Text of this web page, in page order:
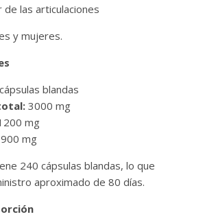
de las articulaciones
y mujeres.
blandas
3000 mg
mg
900 mg
240 cápsulas blandas, lo que
aproximado de 80 días.